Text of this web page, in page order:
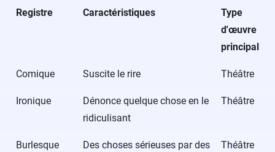
Registre Caractéristiques
Type
d'œuvre
principal
Comique Suscite le rire Théâtre
Ironique
Dénonce quelque chose en le
ridiculisant
Théâtre
Burlesque
Des choses sérieuses par des
Théâtre